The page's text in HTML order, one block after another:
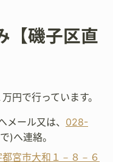
【磯子区直
円で行っています。
メール又は、 028-
)へ連絡。
宮市大和１－８－６